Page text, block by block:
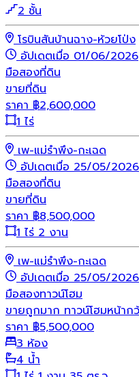
2 ชั้น
โรบินสันบ้านฉาง-ห้วยโป่ง
อัปเดตเมื่อ 01/06/2026
มือสองที่ดิน
ขายที่ดิน
ราคา ฿2,600,000
1 ไร่
เพ-แม่รำพึง-กะเฉด
อัปเดตเมื่อ 25/05/2026
มือสองที่ดิน
ขายที่ดิน
ราคา ฿8,500,000
1 ไร่ 2 งาน
เพ-แม่รำพึง-กะเฉด
อัปเดตเมื่อ 25/05/2026
มือสองทาวน์โฮม
ขายถูกมาก ทาวน์โฮมหน้าก
ราคา ฿5,500,000
3 ห้อง
4 น้ำ